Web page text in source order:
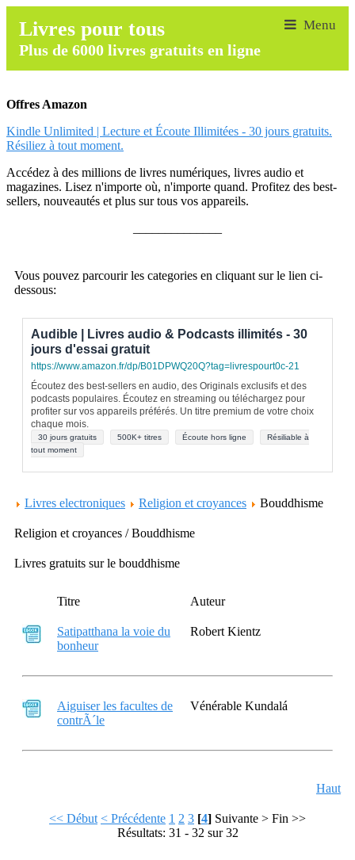
Livres pour tous
Plus de 6000 livres gratuits en ligne
Offres Amazon
Kindle Unlimited | Lecture et Écoute Illimitées - 30 jours gratuits.
Résiliez à tout moment.
Accédez à des millions de livres numériques, livres audio et
magazines. Lisez n'importe où, n'importe quand. Profitez des best-
sellers, nouveautés et plus sur tous vos appareils.
Vous pouvez parcourir les categories en cliquant sur le lien ci-
dessous:
Audible | Livres audio & Podcasts illimités - 30
jours d'essai gratuit
https://www.amazon.fr/dp/B01DPWQ20Q?tag=livrespourt0c-21
Écoutez des best-sellers en audio, des Originals exclusifs et des
podcasts populaires. Écoutez en streaming ou téléchargez pour
profiter sur vos appareils préférés. Un titre premium de votre choix
chaque mois.
30 jours gratuits 500K+ titres Écoute hors ligne
Résiliable à
tout moment
Livres electroniques Religion et croyances Bouddhisme
Religion et croyances / Bouddhisme
Livres gratuits sur le bouddhisme
Titre Auteur
Satipatthana la voie du
bonheur
Robert Kientz
Aiguiser les facultes de
contrÃ´le
Vénérable Kundalá
Haut
<< Début < Précédente 1 2 3 [4] Suivante > Fin >>
Résultats: 31 - 32 sur 32